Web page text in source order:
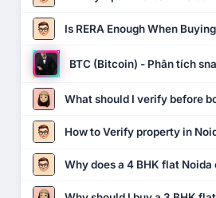
Is RERA Enough When
BTC (Bitcoin) - Phân tích
What should I verify before
How to Verify property in
Why does a 4 BHK flat